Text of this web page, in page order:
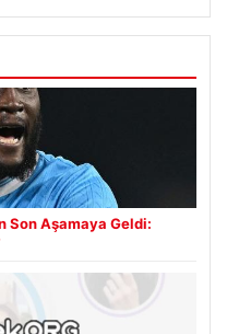
Son Aşamaya Geldi: